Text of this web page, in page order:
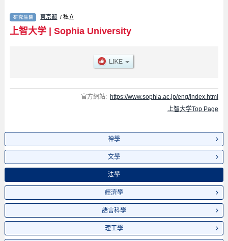
Studies等各別研究科的不同訊息，以及招收名額、合格人數等考試資訊、設
施介紹、聯絡方式等對外國留學生是必要之訊息都刊載於此，請務必查閱及利
用此網站。
東京都 / 私立
上智大学| Sophia University
官方網站: https://www.sophia.ac.jp/eng/index.html
上智大学Top Page
神學
文學
法學
經濟學
語言科學
理工學